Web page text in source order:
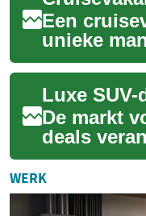
Een
unieke
waarbij je
de oceaan
best...
De markt
deals
nieuwe
geprijsde
en
WERK